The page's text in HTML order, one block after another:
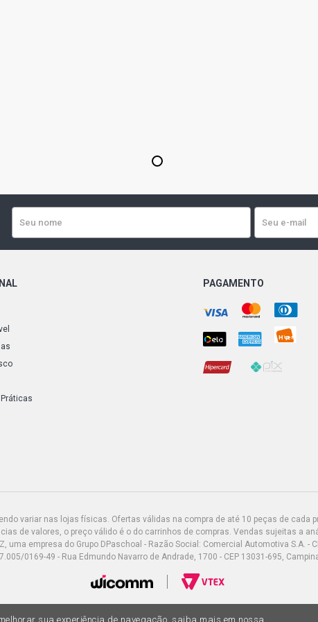
1
PAGAMENTO
variar nas lojas físicas. Ofertas válidas na compra de até 10 peças de
de valores, o preço válido é o do carrinhos de compras. Vendas sujeitas a
uma empresa do Grupo DPaschoal - Razão Social: Comercial Automotiva S.A. -
0169-49 - Rua Edmundo Navarro de Andrade, 1700 - CEP 13031-695,
sua experiência de navegação, saiba mais em nossa